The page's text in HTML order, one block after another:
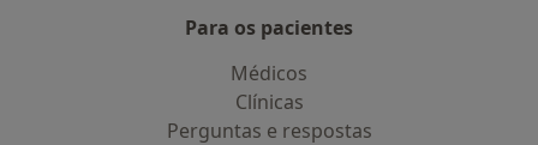
Para os pacientes
Médicos
Clínicas
Perguntas e respostas